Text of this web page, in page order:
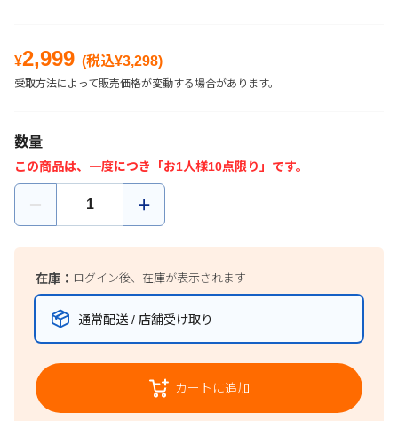
¥2,999 (税込¥3,298)
受取方法によって販売価格が変動する場合があります。
数量
この商品は、一度につき「お1人様10点限り」です。
在庫： ログイン後、在庫が表示されます
通常配送 / 店舗受け取り
カートに追加